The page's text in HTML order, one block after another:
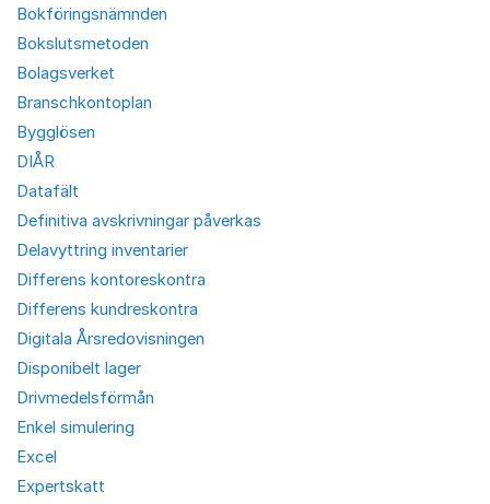
Bokföringsnämnden
Bokslutsmetoden
Bolagsverket
Branschkontoplan
Bygglösen
DIÅR
Datafält
Definitiva avskrivningar påverkas
Delavyttring inventarier
Differens kontoreskontra
Differens kundreskontra
Digitala Årsredovisningen
Disponibelt lager
Drivmedelsförmån
Enkel simulering
Excel
Expertskatt